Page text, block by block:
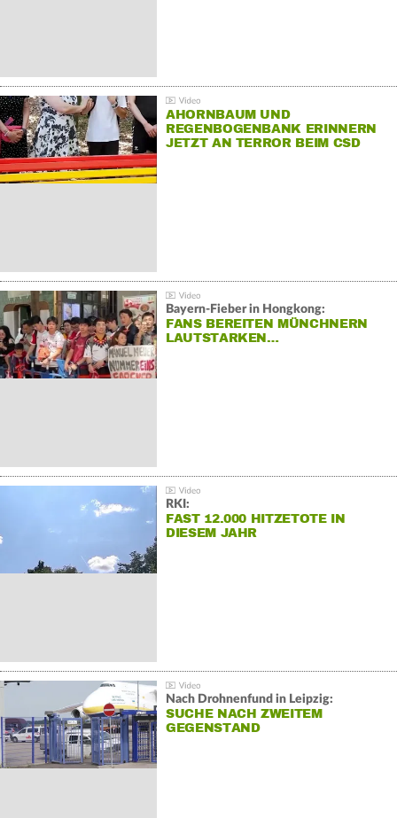
AHORNBAUM UND
REGENBOGENBANK ERINNERN
JETZT AN TERROR BEIM CSD
Bayern-Fieber in Hongkong:
FANS BEREITEN MÜNCHNERN
LAUTSTARKEN…
RKI:
FAST 12.000 HITZETOTE IN
DIESEM JAHR
Nach Drohnenfund in Leipzig:
SUCHE NACH ZWEITEM
GEGENSTAND